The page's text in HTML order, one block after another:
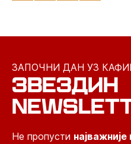
ЗАПОЧНИ ДАН УЗ
ЗВЕЗДИН
Не пропусти